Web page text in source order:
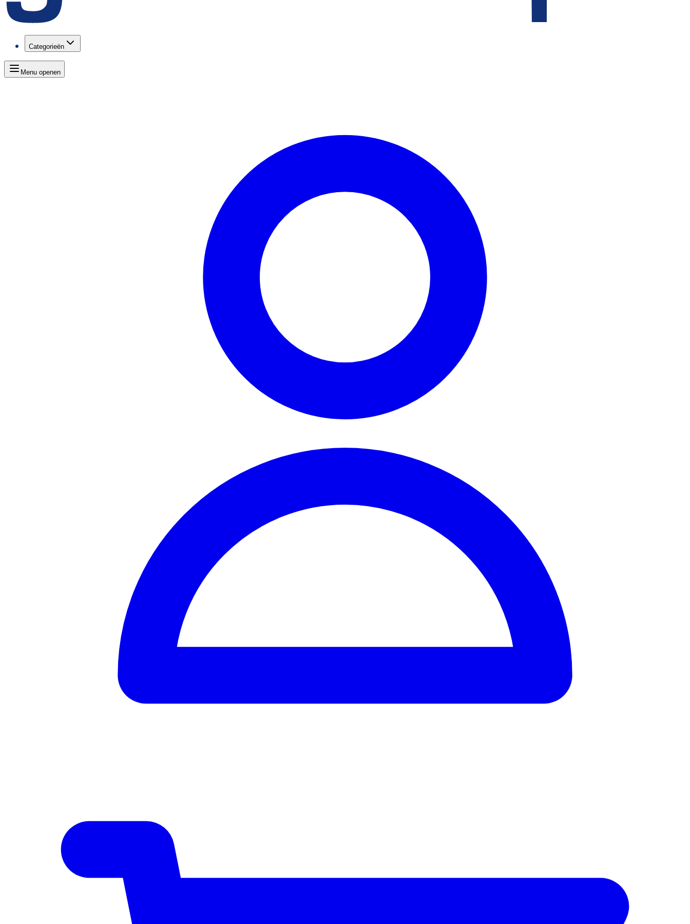
Categorieën
Menu openen